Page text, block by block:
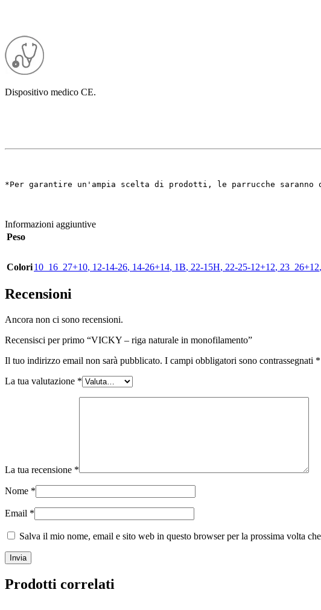
Dispositivo medico CE.
*Per garantire un'ampia scelta di prodotti, le parrucche
Informazioni aggiuntive
Peso
Colori10_16_27+10, 12-14-26, 14-26+14, 1B, 22-15H, 22-25-12+12, 23_26+12,
Recensioni
Ancora non ci sono recensioni.
Recensisci per primo “VICKY – riga naturale in monofilamento”
Il tuo indirizzo email non sarà pubblicato. I campi obbligatori sono contrassegnati *
La tua valutazione *
La tua recensione *
Nome *
Email *
Salva il mio nome, email e sito web in questo browser per la prossima volta
Prodotti correlati